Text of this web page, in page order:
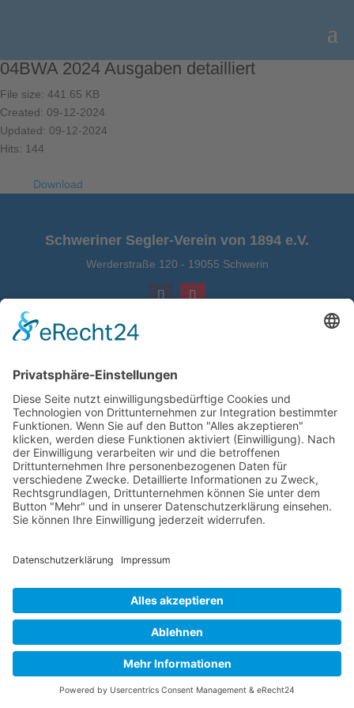
04BWA 2024 Ausgaben detailliert
File size: 441.65 KB
Created: 09-12-2024
Updated: 09-12-2024
Hits: 144
Download
Schweriner Segler-Verein von 1894 e.V.
Werderstraße 120 - 19055 Schwerin
IMPRESSUM|DATENSCHUTZ|
BARRIEREFREIHEITSERKLÄRUNG
Copyright © 2026 Schweriner Segler-Verein von 1894
e.V.
Powered by Porthun & Thiede
Telefon: (03 85) 5 81 08 25
E-Mail: buero@ssv1894.de